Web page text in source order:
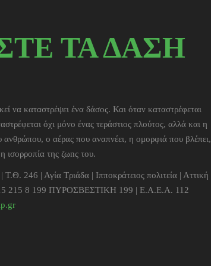
ΤΑ ΔΑΣΗ
να καταστρέψει ένα δάσος. Και όταν καταστρέφεται
όχι μόνο ένας τεράστιος πλούτος, αλλά και η
ανθρώπου, ο αέρας που αναπνέει, η ομορφιά που βλέπει,
ισορροπία της ζωnς του.
246 | Αγία Τριάδα | Ιπποκράτειος πολιτεία | Αττική
215 8 199 ΠΥΡΟΣΒΕΣΤΙΚΗ 199 | Ε.Α.Ε.Α. 112